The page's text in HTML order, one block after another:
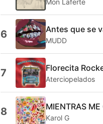
6 Antes que se
MUDD
7 Florecita
Aterciopelados
8 MIENTRAS
Karol G